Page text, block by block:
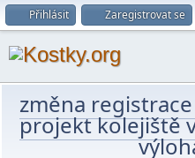
Přihlásit Zaregistrovat se
změna registrace
projekt kolejiště